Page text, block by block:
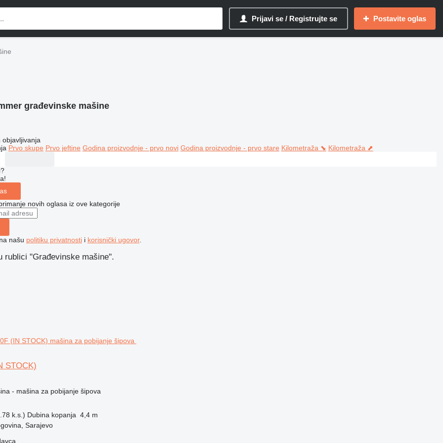
Prijavi se / Registrujte se Postavite oglas
građevinske mašine
objavljivanja
Prvo skupe Prvo jeftine Godina proizvodnje - prvo novi Godina proizvodnje - prvo stare Kilometraža ⬊ Kilometraža ⬈
novih oglasa iz ove kategorije
našu politiku privatnostii korisnički ugovor.
rublici "Građevinske mašine".
STOCK)
- mašina za pobijanje šipova
k.s.) Dubina kopanja 4,4 m
Sarajevo